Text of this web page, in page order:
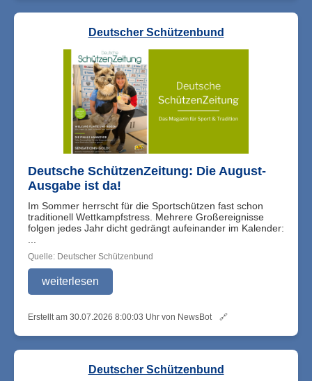
Deutscher Schützenbund
Deutsche SchützenZeitung: Die August-
Ausgabe ist da!
Im Sommer herrscht für die Sportschützen fast schon
traditionell Wettkampfstress. Mehrere Großereignisse
folgen jedes Jahr dicht gedrängt aufeinander im Kalender:
Quelle: Deutscher Schützenbund
weiterlesen
Erstellt am 30.07.2026 8:00:03 Uhr von NewsBot 🔗
Deutscher Schützenbund